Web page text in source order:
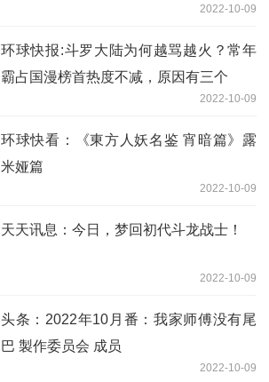
2022-10-09
环球快报:斗罗大陆为何越骂越火？常年
霸占国漫榜首热度不减，原因有三个
2022-10-09
环球快看：《東方人妖名鉴 宵暗篇》露
米娅篇
2022-10-09
天天讯息：今日，梦回初代斗龙战士！
2022-10-09
头条：2022年10月番：我家师傅没有尾
巴 製作委员会 成员
2022-10-09